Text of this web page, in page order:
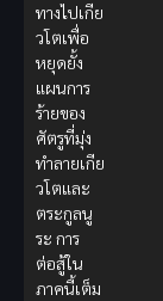
ทางไปเกีย
วโตเพื่อ
หยุดยั้ง
แผนการ
ร้ายของ
ศัตรูที่มุ่ง
ทำลายเกีย
วโตและ
ตระกูลนู
ระ การ
ต่อสู้ใน
ภาคนี้เต็ม